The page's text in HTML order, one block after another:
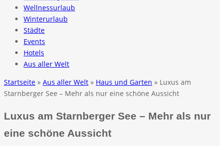
Wellnessurlaub
Winterurlaub
Städte
Events
Hotels
Aus aller Welt
Startseite » Aus aller Welt » Haus und Garten » Luxus am
Starnberger See – Mehr als nur eine schöne Aussicht
Luxus am Starnberger See – Mehr als nur
eine schöne Aussicht